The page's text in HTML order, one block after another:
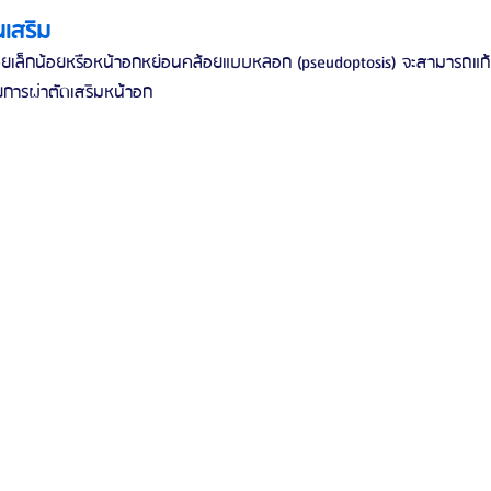
สริม
ล็กน้อยหรือหน้าอกหย่อนคล้อยแบบหลอก (pseudoptosis) จะสามารถแ
ารผ่าตัดเสริมหน้าอก